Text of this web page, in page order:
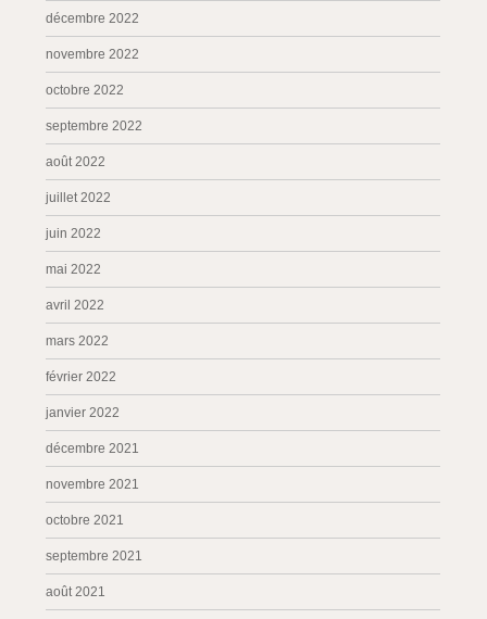
décembre 2022
novembre 2022
octobre 2022
septembre 2022
août 2022
juillet 2022
juin 2022
mai 2022
avril 2022
mars 2022
février 2022
janvier 2022
décembre 2021
novembre 2021
octobre 2021
septembre 2021
août 2021